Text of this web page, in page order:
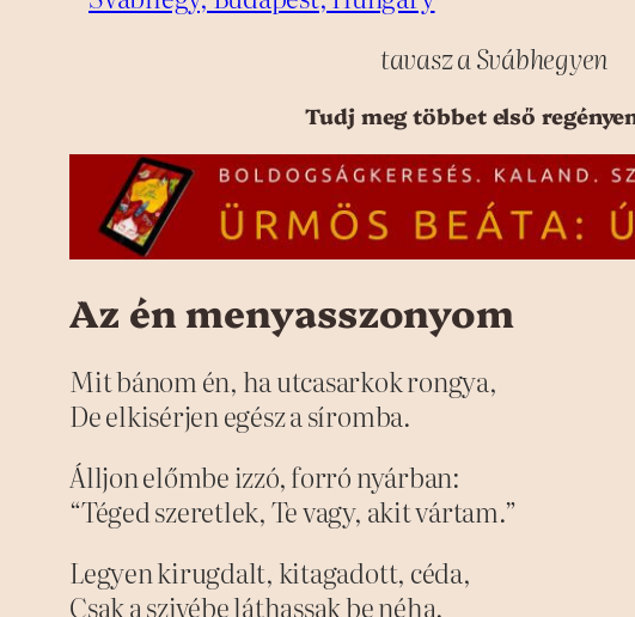
tavasz a Svábhegyen
Tudj meg többet első
Az én menyasszonyom
Mit bánom én, ha utcasarkok rongya,
De elkisérjen egész a síromba.
Álljon előmbe izzó, forró nyárban:
“Téged szeretlek, Te vagy, akit vártam.”
Legyen kirugdalt, kitagadott, céda,
Csak a szivébe láthassak be néha.